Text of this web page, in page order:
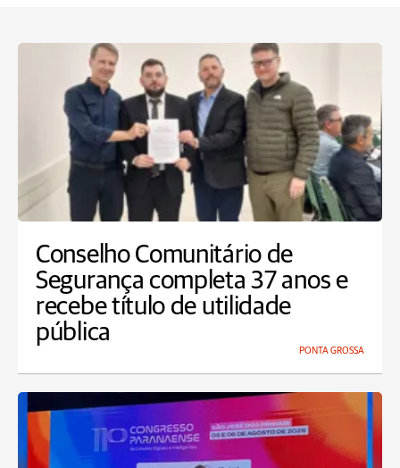
Conselho Comunitário de
Segurança completa 37 anos e
recebe título de utilidade
pública
PONTA GROSSA